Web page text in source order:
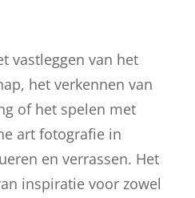
vastleggen van het
het verkennen van
of het spelen met
art fotografie in
en verrassen. Het
inspiratie voor zowel